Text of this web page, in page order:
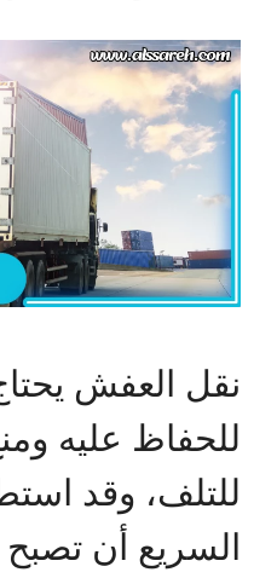
نقل العفش
للحفاظ عليه
للتلف، وقد
السريع أن